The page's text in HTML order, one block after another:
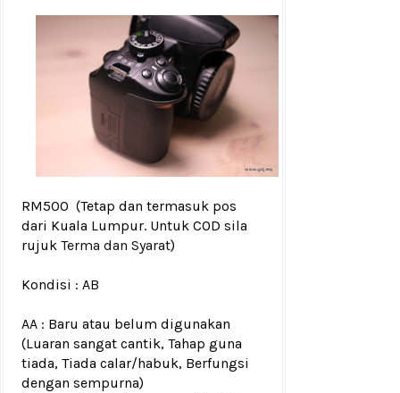
RM500 (Tetap dan termasuk pos
dari Kuala Lumpur. Untuk COD sila
rujuk Terma dan Syarat)
Kondisi : AB
AA : Baru atau belum digunakan
(Luaran sangat cantik, Tahap guna
tiada, Tiada calar/habuk, Berfungsi
dengan sempurna)